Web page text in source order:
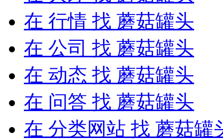
在 行情 找 蘑菇罐头
在 公司 找 蘑菇罐头
在 动态 找 蘑菇罐头
在 问答 找 蘑菇罐头
在 分类网站 找 蘑菇罐